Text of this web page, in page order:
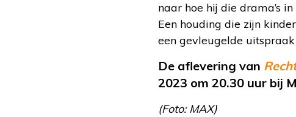
naar hoe hij die drama’s
Een houding die zijn
een gevleugelde uitspraak
De aflevering van
2023 om 20.30 uur bij
(Foto: MAX)